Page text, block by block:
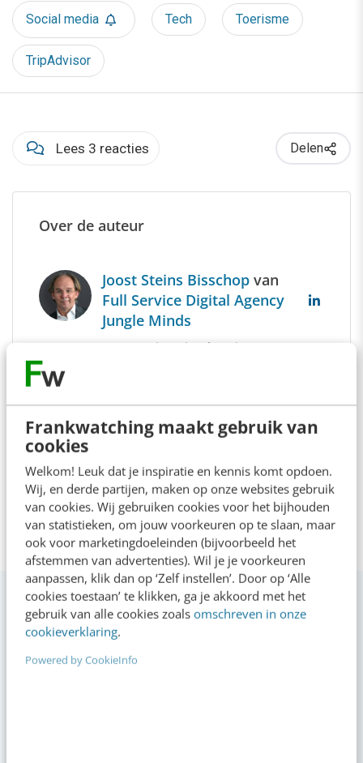
Frankwatching maakt gebruik van
cookies
Welkom! Leuk dat je inspiratie en kennis komt opdoen.
Wij, en derde partijen, maken op onze websites gebruik
van cookies. Wij gebruiken cookies voor het bijhouden
van statistieken, om jouw voorkeuren op te slaan, maar
ook voor marketingdoeleinden (bijvoorbeeld het
afstemmen van advertenties). Wil je je voorkeuren
aanpassen, klik dan op ‘Zelf instellen’. Door op ‘Alle
cookies toestaan’ te klikken, ga je akkoord met het
gebruik van alle cookies zoals omschreven in onze
cookieverklaring.
Powered by CookieInfo
Bekijk deze topics of volg ze via een
NieuwsAlert
Customer experience
Facebook login KLM Login
Privacy Reizen Social login
Social media Tech
TripAdvisor
Lees 3 reacties
Over de auteur
Joost Steins Bisschopvan
Full Service Digital Agency
Jungle Minds
Joost Steins Bisschop is